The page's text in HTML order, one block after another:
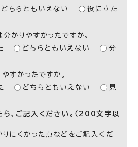
どちらともいえない
役に立た
かりやすかったですか。
どちらともいえない
分
すかったですか。
どちらともいえない
見
、ご記入ください。（200文字以
りにくかった点などをご記入くだ